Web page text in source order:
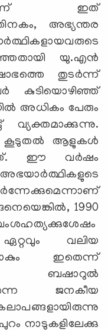
ഇത്
അഭ്യന്തര
യു.എന്‍
തുടര്‍ന്ന്
കുടിയൊഴിഞ്ഞ്
അധികം പേരും
വ്യക്തമാക്കുന്നു.
കൂടുതല്‍ ആളുകള്‍
ഈ വര്‍ഷം
1990
വലിയ
ഇതെന്ന്
ബഷാറുല്‍
ജനകീയ
നാടുകളിലേക്കു